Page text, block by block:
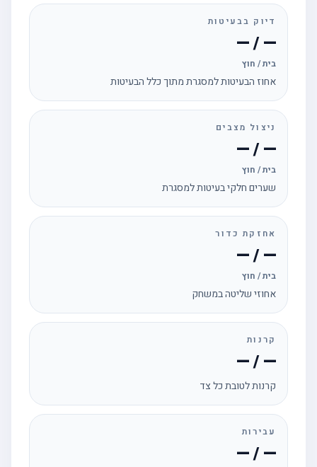
דיוק בבעיטות
— / —
בית / חוץ
אחוז הבעיטות למסגרת מתוך כלל הבעיטות
ניצול מצבים
— / —
בית / חוץ
שערים חלקי בעיטות למסגרת
אחזקת כדור
— / —
בית / חוץ
אחוזי שליטה במשחק
קרנות
— / —
קרנות לטובת כל צד
עבירות
— / —